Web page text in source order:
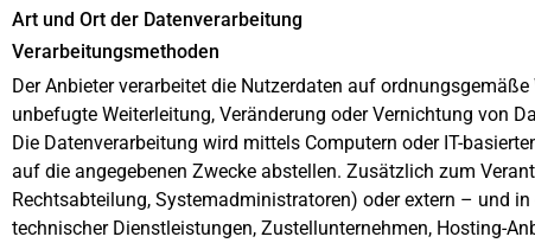
Art und Ort der Datenverarbeitung
Verarbeitungsmethoden
Der Anbieter verarbeitet die Nutzerdaten auf
unbefugte Weiterleitung, Veränderung oder Vernichtung von
Die Datenverarbeitung wird mittels Computern oder IT-
auf die angegebenen Zwecke abstellen. Zusätzlich zum
Rechtsabteilung, Systemadministratoren) oder extern – und
technischer Dienstleistungen, Zustellunternehmen, Hosting-